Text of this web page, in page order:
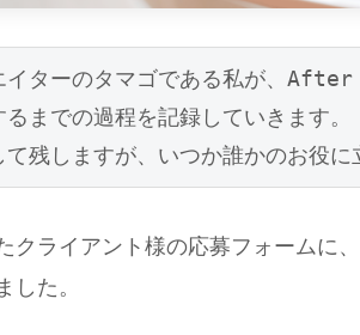
イターのタマゴである私が、
るまでの過程を記録していきます。
残しますが、いつか誰かのお役に
クライアント様の応募フォームに
した。